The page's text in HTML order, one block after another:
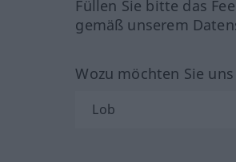
Füllen Sie bitte das
gemäß unserem
Wozu möchten Sie